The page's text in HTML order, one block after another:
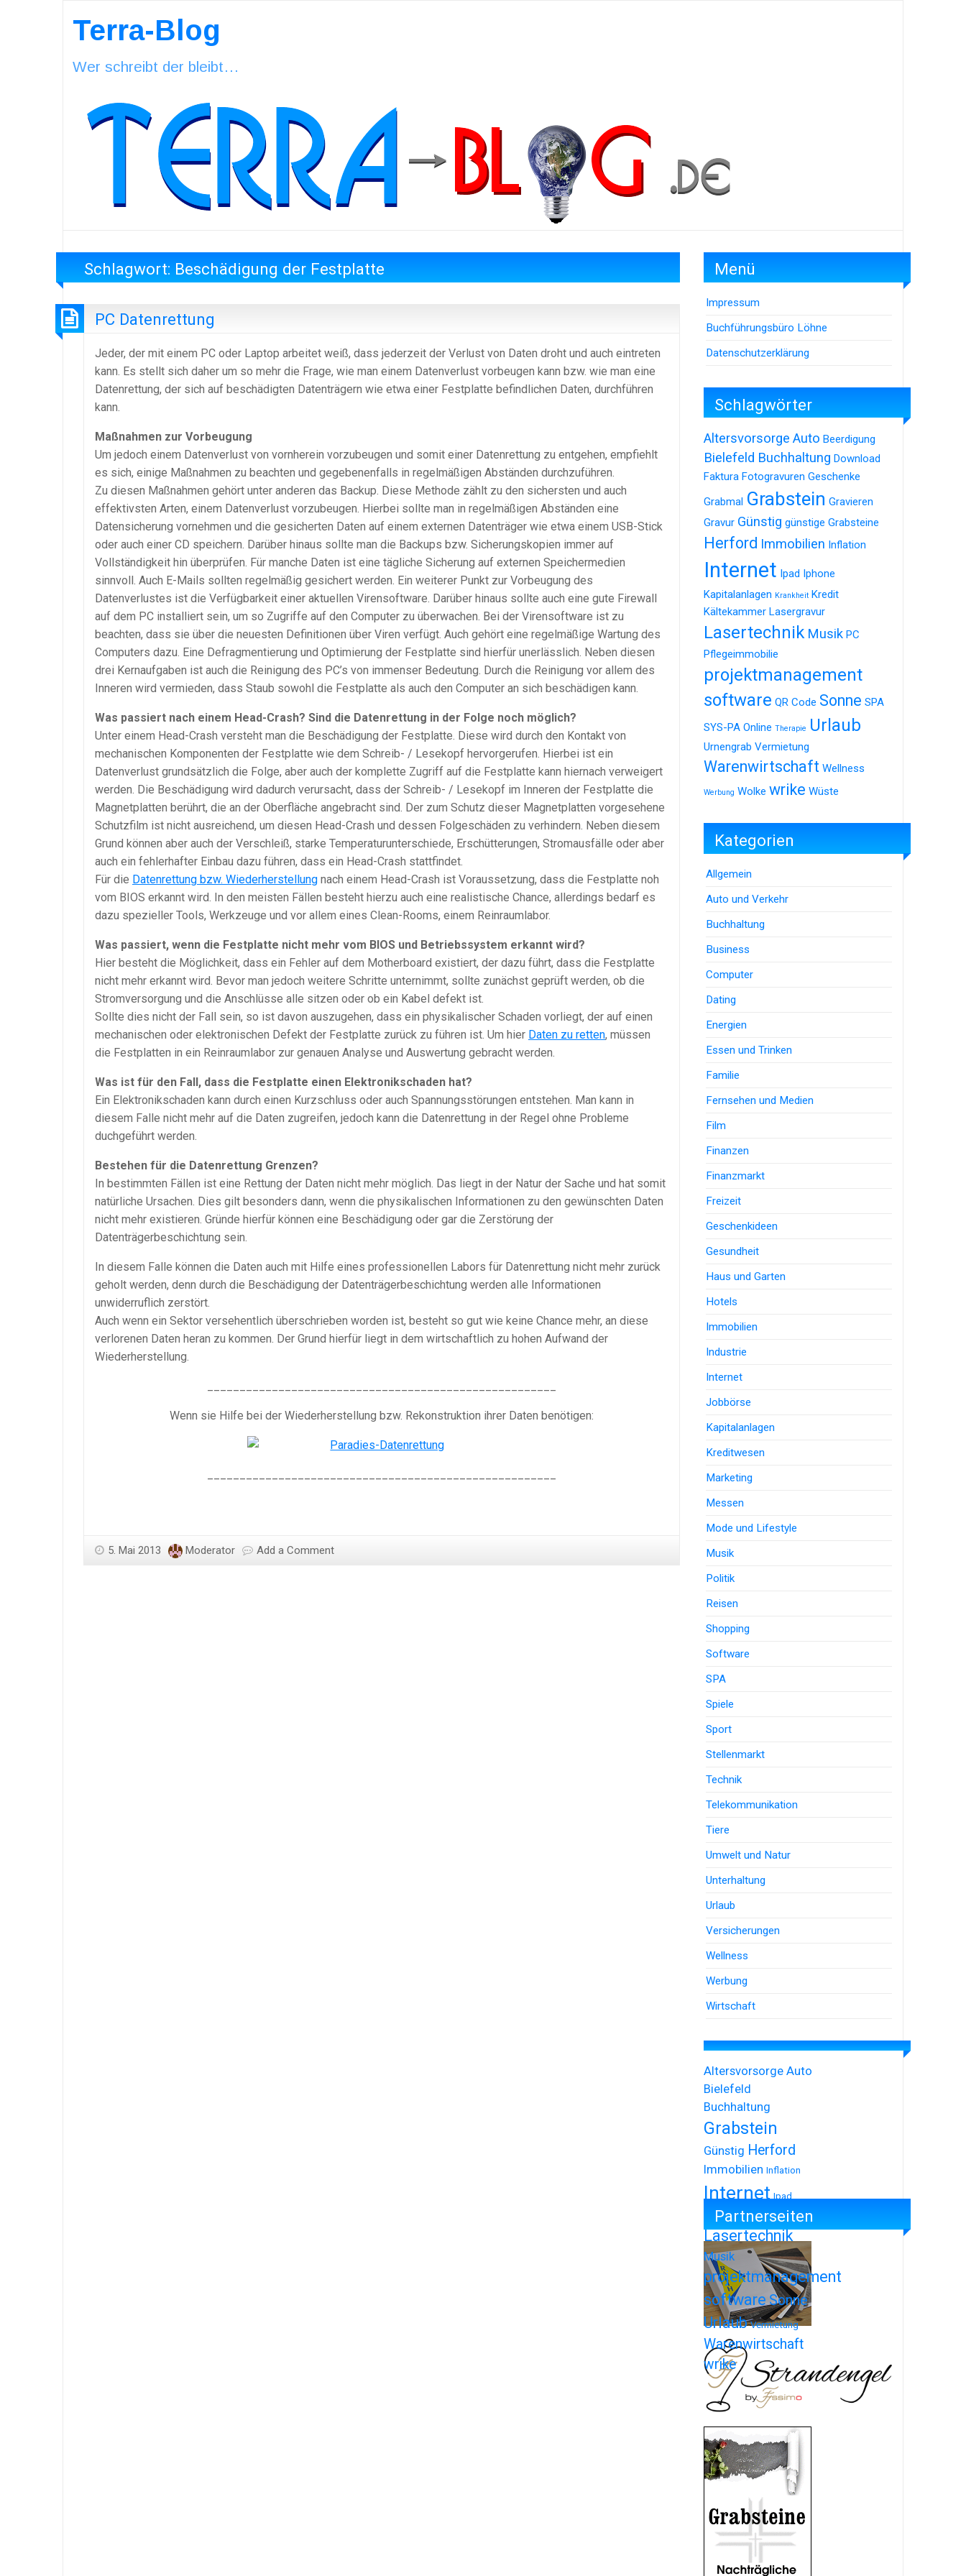
Terra-Blog
Wer schreibt der bleibt…
Schlagwort: Beschädigung der Festplatte
PC Datenrettung
Jeder, der mit einem PC oder Laptop arbeitet weiß, dass jederzeit der Verlust von Daten droht und auch eintreten
kann. Es stellt sich daher um so mehr die Frage, wie man einem Datenverlust vorbeugen kann bzw. wie man eine
Datenrettung, der sich auf beschädigten Datenträgern wie etwa einer Festplatte befindlichen Daten, durchführen
kann.
Maßnahmen zur Vorbeugung
Um jedoch einem Datenverlust von vornherein vorzubeugen und somit einer Datenrettung zu entgehen, empfiehlt
es sich, einige Maßnahmen zu beachten und gegebenenfalls in regelmäßigen Abständen durchzuführen.
Zu diesen Maßnahmen gehört unter anderen das Backup. Diese Methode zählt zu den sichersten und auch
effektivsten Arten, einem Datenverlust vorzubeugen. Hierbei sollte man in regelmäßigen Abständen eine
Datensicherung vornehmen und die gesicherten Daten auf einem externen Datenträger wie etwa einem USB-Stick
oder auch einer CD speichern. Darüber hinaus sollte man die Backups bzw. Sicherungskopien immer auf
Vollständigkeit hin überprüfen. Für manche Daten ist eine tägliche Sicherung auf externen Speichermedien
sinnvoll. Auch E-Mails sollten regelmäßig gesichert werden. Ein weiterer Punkt zur Vorbeugung des
Datenverlustes ist die Verfügbarkeit einer aktuellen Virensoftware. Darüber hinaus sollte auch eine gute Firewall
auf dem PC installiert sein, um so Zugriffe auf den Computer zu überwachen. Bei der Virensoftware ist zu
beachten, dass sie über die neuesten Definitionen über Viren verfügt. Auch gehört eine regelmäßige Wartung des
Computers dazu. Eine Defragmentierung und Optimierung der Festplatte sind hierfür unerlässlich. Neben diesen
drei Kernaufgaben ist auch die Reinigung des PC’s von immenser Bedeutung. Durch die Reinigung vor allem des
Inneren wird vermieden, dass Staub sowohl die Festplatte als auch den Computer an sich beschädigen kann.
Was passiert nach einem Head-Crash? Sind die Datenrettung in der Folge noch möglich?
Unter einem Head-Crash versteht man die Beschädigung der Festplatte. Diese wird durch den Kontakt von
mechanischen Komponenten der Festplatte wie dem Schreib- / Lesekopf hervorgerufen. Hierbei ist ein
Datenverlust grundsätzlich die Folge, aber auch der komplette Zugriff auf die Festplatte kann hiernach verweigert
werden. Die Beschädigung wird dadurch verursacht, dass der Schreib- / Lesekopf im Inneren der Festplatte die
Magnetplatten berührt, die an der Oberfläche angebracht sind. Der zum Schutz dieser Magnetplatten vorgesehene
Schutzfilm ist nicht ausreichend, um diesen Head-Crash und dessen Folgeschäden zu verhindern. Neben diesem
Grund können aber auch der Verschleiß, starke Temperaturunterschiede, Erschütterungen, Stromausfälle oder aber
auch ein fehlerhafter Einbau dazu führen, dass ein Head-Crash stattfindet.
Für die Datenrettung bzw. Wiederherstellung nach einem Head-Crash ist Voraussetzung, dass die Festplatte noh
vom BIOS erkannt wird. In den meisten Fällen besteht hierzu auch eine realistische Chance, allerdings bedarf es
dazu spezieller Tools, Werkzeuge und vor allem eines Clean-Rooms, einem Reinraumlabor.
Was passiert, wenn die Festplatte nicht mehr vom BIOS und Betriebssystem erkannt wird?
Hier besteht die Möglichkeit, dass ein Fehler auf dem Motherboard existiert, der dazu führt, dass die Festplatte
nicht mehr erkannt wird. Bevor man jedoch weitere Schritte unternimmt, sollte zunächst geprüft werden, ob die
Stromversorgung und die Anschlüsse alle sitzen oder ob ein Kabel defekt ist.
Sollte dies nicht der Fall sein, so ist davon auszugehen, dass ein physikalischer Schaden vorliegt, der auf einen
mechanischen oder elektronischen Defekt der Festplatte zurück zu führen ist. Um hier Daten zu retten, müssen
die Festplatten in ein Reinraumlabor zur genauen Analyse und Auswertung gebracht werden.
Was ist für den Fall, dass die Festplatte einen Elektronikschaden hat?
Ein Elektronikschaden kann durch einen Kurzschluss oder auch Spannungsstörungen entstehen. Man kann in
diesem Falle nicht mehr auf die Daten zugreifen, jedoch kann die Datenrettung in der Regel ohne Probleme
duchgeführt werden.
Bestehen für die Datenrettung Grenzen?
In bestimmten Fällen ist eine Rettung der Daten nicht mehr möglich. Das liegt in der Natur der Sache und hat somit
natürliche Ursachen. Dies gilt besonders dann, wenn die physikalischen Informationen zu den gewünschten Daten
nicht mehr existieren. Gründe hierfür können eine Beschädigung oder gar die Zerstörung der
Datenträgerbeschichtung sein.
In diesem Falle können die Daten auch mit Hilfe eines professionellen Labors für Datenrettung nicht mehr zurück
geholt werden, denn durch die Beschädigung der Datenträgerbeschichtung werden alle Informationen
unwiderruflich zerstört.
Auch wenn ein Sektor versehentlich überschrieben worden ist, besteht so gut wie keine Chance mehr, an diese
verlorenen Daten heran zu kommen. Der Grund hierfür liegt in dem wirtschaftlich zu hohen Aufwand der
Wiederherstellung.
Wenn sie Hilfe bei der Wiederherstellung bzw. Rekonstruktion ihrer Daten benötigen:
5. Mai 2013 Moderator Add a Comment
Menü
Impressum
Buchführungsbüro Löhne
Datenschutzerklärung
Schlagwörter
Altersvorsorge Auto Beerdigung
Bielefeld Buchhaltung Download
Faktura Fotogravuren Geschenke
Grabmal Grabstein Gravieren
Gravur Günstig günstige Grabsteine
Herford Immobilien Inflation
Internet Ipad Iphone
Kapitalanlagen Krankheit Kredit
Kältekammer Lasergravur
Lasertechnik Musik PC
Pflegeimmobilie
projektmanagement
software QR Code Sonne SPA
SYS-PA Online Therapie Urlaub
Urnengrab Vermietung
Warenwirtschaft Wellness
Werbung Wolke wrike Wüste
Kategorien
Allgemein
Auto und Verkehr
Buchhaltung
Business
Computer
Dating
Energien
Essen und Trinken
Familie
Fernsehen und Medien
Film
Finanzen
Finanzmarkt
Freizeit
Geschenkideen
Gesundheit
Haus und Garten
Hotels
Immobilien
Industrie
Internet
Jobbörse
Kapitalanlagen
Kreditwesen
Marketing
Messen
Mode und Lifestyle
Musik
Politik
Reisen
Shopping
Software
SPA
Spiele
Sport
Stellenmarkt
Technik
Telekommunikation
Tiere
Umwelt und Natur
Unterhaltung
Urlaub
Versicherungen
Wellness
Werbung
Wirtschaft
Altersvorsorge Auto
Bielefeld
Buchhaltung
Grabstein
Günstig Herford
Immobilien Inflation
Internet Ipad
Iphone
Lasertechnik
Musik
projektmanagement
softwareSonne
Urlaub Vermietung
Warenwirtschaft
wrike
Partnerseiten